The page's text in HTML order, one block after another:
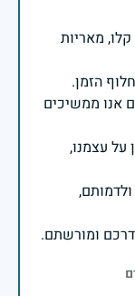
מאריות
אנו ממשיכים
על עצמנו,
ומורשתם.